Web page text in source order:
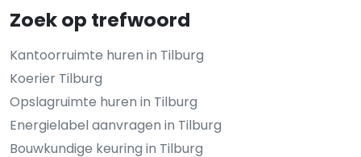
Zoek op trefwoord
Kantoorruimte huren in Tilburg
Koerier Tilburg
Opslagruimte huren in Tilburg
Energielabel aanvragen in Tilburg
Bouwkundige keuring in Tilburg